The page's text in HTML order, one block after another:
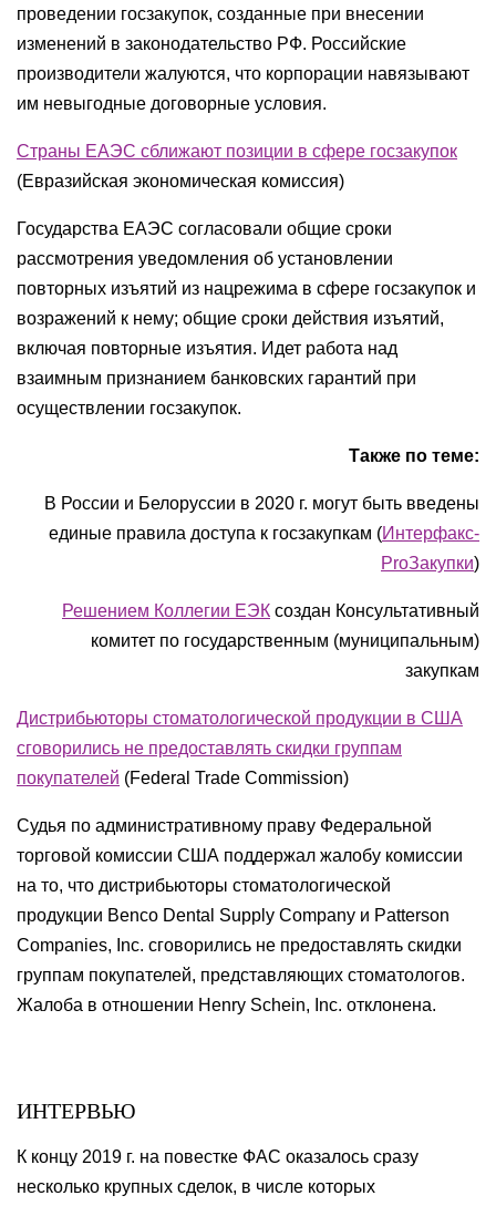
проведении госзакупок, созданные при внесении
изменений в законодательство РФ. Российские
производители жалуются, что корпорации навязывают
им невыгодные договорные условия.
Страны ЕАЭС сближают позиции в сфере госзакупок
(Евразийская экономическая комиссия)
Государства ЕАЭС согласовали общие сроки
рассмотрения уведомления об установлении
повторных изъятий из нацрежима в сфере госзакупок и
возражений к нему; общие сроки действия изъятий,
включая повторные изъятия. Идет работа над
взаимным признанием банковских гарантий при
осуществлении госзакупок.
Также по теме:
В России и Белоруссии в 2020 г. могут быть введены
единые правила доступа к госзакупкам (Интерфакс-
ProЗакупки)
Решением Коллегии ЕЭК создан Консультативный
комитет по государственным (муниципальным)
закупкам
Дистрибьюторы стоматологической продукции в США
сговорились не предоставлять скидки группам
покупателей (Federal Trade Commission)
Судья по административному праву Федеральной
торговой комиссии США поддержал жалобу комиссии
на то, что дистрибьюторы стоматологической
продукции Benco Dental Supply Company и Patterson
Companies, Inc. сговорились не предоставлять скидки
группам покупателей, представляющих стоматологов.
Жалоба в отношении Henry Schein, Inc. отклонена.
ИНТЕРВЬЮ
К концу 2019 г. на повестке ФАС оказалось сразу
несколько крупных сделок, в числе которых